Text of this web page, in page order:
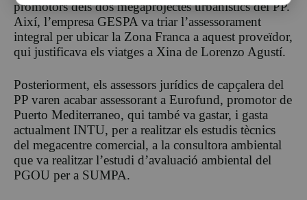
promotors dels dos megaprojectes urbanístics del PP.
Així, l’empresa GESPA va triar l’assessorament
integral per ubicar la Zona Franca a aquest proveïdor,
qui justificava els viatges a Xina de Lorenzo Agustí.
Posteriorment, els assessors jurídics de capçalera del
PP varen acabar assessorant a Eurofund, promotor de
Puerto Mediterraneo, qui també va gastar, i gasta
actualment INTU, per a realitzar els estudis tècnics
del megacentre comercial, a la consultora ambiental
que va realitzar l’estudi d’avaluació ambiental del
PGOU per a SUMPA.